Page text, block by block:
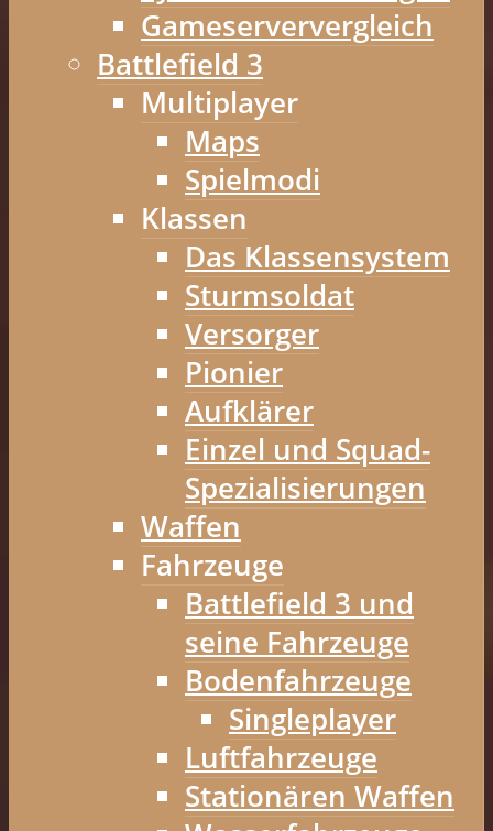
Gameserververgleich
Battlefield 3
Multiplayer
Maps
Spielmodi
Klassen
Das Klassensystem
Sturmsoldat
Versorger
Pionier
Aufklärer
Einzel und Squad-
Spezialisierungen
Waffen
Fahrzeuge
Battlefield 3 und
seine Fahrzeuge
Bodenfahrzeuge
Singleplayer
Luftfahrzeuge
Stationären Waffen